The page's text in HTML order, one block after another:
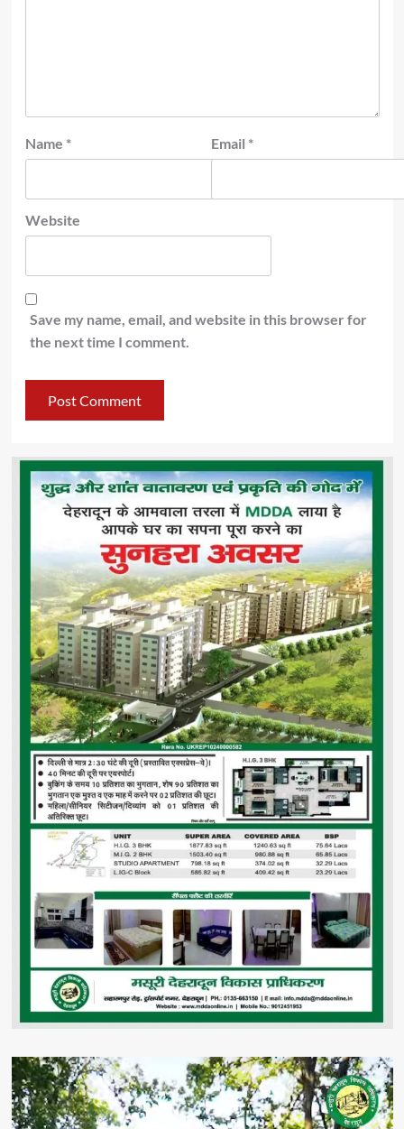
Name * Email *
Website
Save my name, email, and website in this browser for
the next time I comment.